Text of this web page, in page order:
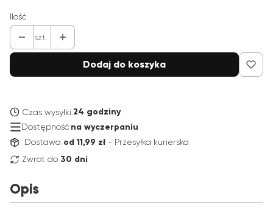
Ilość
szt.
Dodaj do koszyka
Czas wysyłki:24 godziny
Dostępność:na wyczerpaniu
Dostawa od 11,99 zł - Przesyłka kurierska
Zwrot do 30 dni
Opis